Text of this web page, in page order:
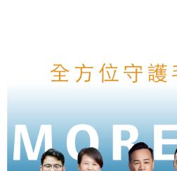
易，需依本服務之必要範圍內提供個人資
權轉讓予恩沛科技股份有限公司。
「AFTEE先享後付」，若未經同意申辦者
任。
４．使用「AFTEE先享後付」時，將依據
時審查核予不同之上限額度；若仍有額度